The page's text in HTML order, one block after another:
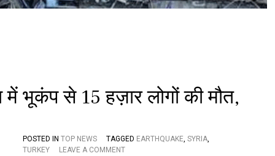
से
बे
में
भी
क
भूकंप से 15 हज़ार लोगों की मौत,
POSTED IN TOP NEWS TAGGED EARTHQUAKE, SYRIA,
TURKEY
LEAVE A COMMENTO